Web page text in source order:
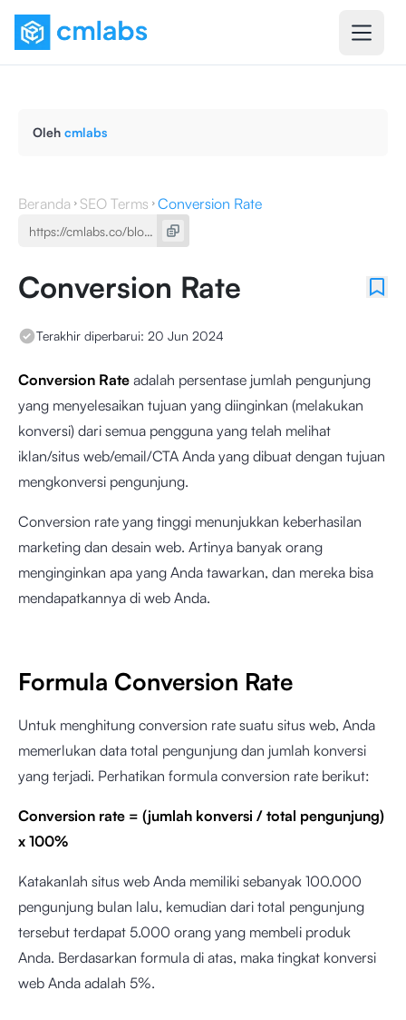
Oleh cmlabs
Beranda SEO Terms Conversion Rate
Conversion Rate
Terakhir diperbarui: 20 Jun 2024
Conversion Rate adalah persentase jumlah pengunjung
yang menyelesaikan tujuan yang diinginkan (melakukan
konversi) dari semua pengguna yang telah melihat
iklan/situs web/email/CTA Anda yang dibuat dengan tujuan
mengkonversi pengunjung.
Conversion rate yang tinggi menunjukkan keberhasilan
marketing dan desain web. Artinya banyak orang
menginginkan apa yang Anda tawarkan, dan mereka bisa
mendapatkannya di web Anda.
Formula Conversion Rate
Untuk menghitung conversion rate suatu situs web, Anda
memerlukan data total pengunjung dan jumlah konversi
yang terjadi. Perhatikan formula conversion rate berikut:
Conversion rate = (jumlah konversi / total pengunjung)
x 100%
Katakanlah situs web Anda memiliki sebanyak 100.000
pengunjung bulan lalu, kemudian dari total pengunjung
tersebut terdapat 5.000 orang yang membeli produk
Anda. Berdasarkan formula di atas, maka tingkat konversi
web Anda adalah 5%.